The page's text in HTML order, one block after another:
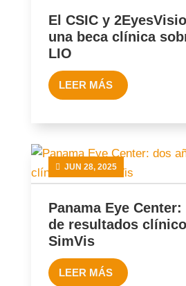
El CSIC y
una beca clínica
LIO
LEER MÁS
JUN 28, 2025
Panama Eye
de resultados
SimVis
LEER MÁS